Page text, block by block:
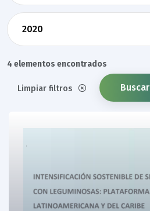
4 elementos encontrados
Limpiar filtros Buscar